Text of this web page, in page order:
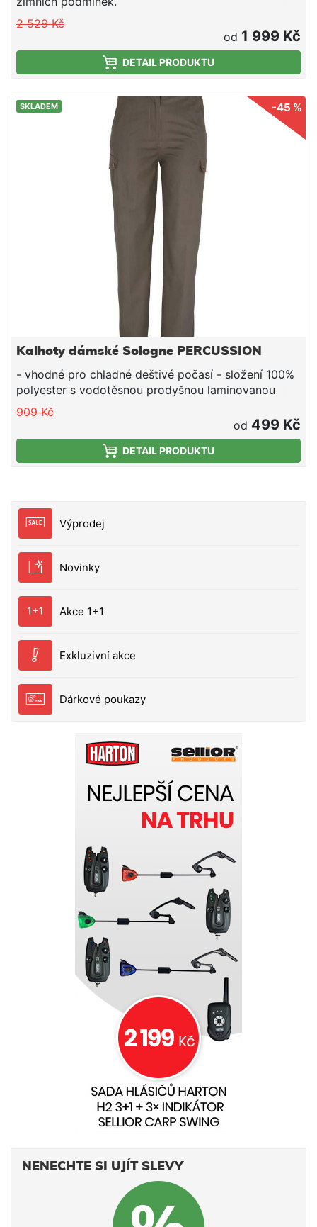
Výprodej
Novinky
Akce 1+1
Exkluzivní akce
Dárkové poukazy
NENECHTE SI UJÍT SLEVY
2 529 Kč
od 1 999 Kč
DETAIL PRODUKTU
SKLADEM -45 %
Kalhoty dámské Sologne PERCUSSION
- vhodné pro chladné deštivé počasí - složení 100%
polyester s vodotěsnou prodyšnou laminovanou
membránou, vodotěsné švy - podšívka 65%
polyester, 35% bavlna - 6 kapes, kapsička na nůž,
neklouzavý elastický pas, zipy na kotnících
909 Kč
od 499 Kč
DETAIL PRODUKTU